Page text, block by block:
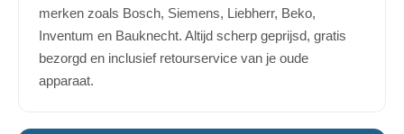
merken zoals Bosch, Siemens, Liebherr, Beko,
Inventum en Bauknecht. Altijd scherp geprijsd, gratis
bezorgd en inclusief retourservice van je oude
apparaat.